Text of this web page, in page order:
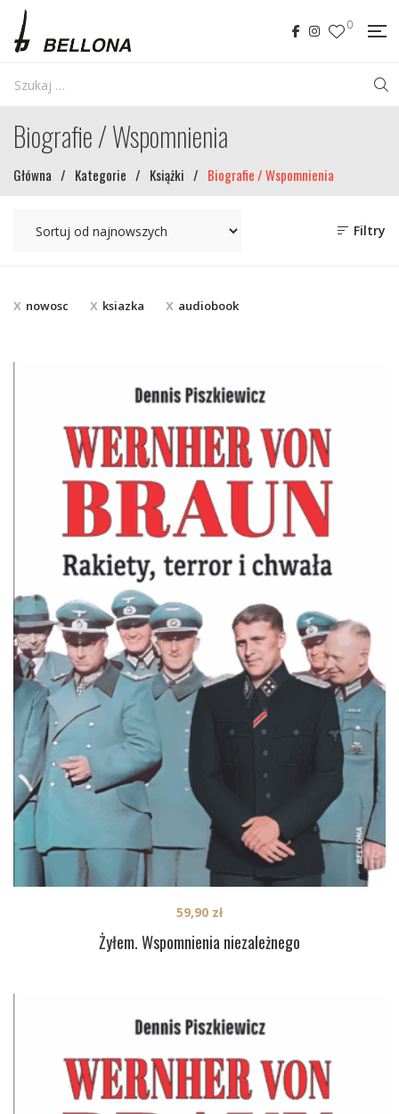
0
Biografie / Wspomnienia
Główna / Kategorie / Książki / Biografie / Wspomnienia
Filtry
nowosc ksiazka audiobook
Żyłem. Wspomnienia niezależnego
59,90 zł